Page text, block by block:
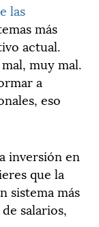
las
más
actual.
muy mal.
a
eso
inversión en
que la
sistema más
salarios,